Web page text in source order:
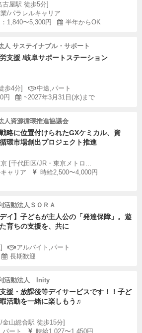
屋駅 徒歩5分]
/パラレルキャリア
1,840〜5,300円
半年からOK
人 サステイナブル・サポート
支援 /岐阜サポートステーション
歩4分]
中途,パート
円
~2027年3月31日(水)まで
人資源循環推進協議会
略に位置付けられたGXケミカル、資
環市場創出プロジェクト推進
[千代田区/JR・東京メトロ...
ャリア
時給2,500〜4,000円
活動法人ＳＯＲＡ
デイ】子どもが主人公の「発達保障」。遊
育ちの支援を、共に
アルバイト,パート
長期歓迎
活動法人 Inity
援・放課後等デイサービスです！！子ど
活動を一緒に楽しもう♬
山総合駅 徒歩15分]
ート
時給1,027〜1,450円